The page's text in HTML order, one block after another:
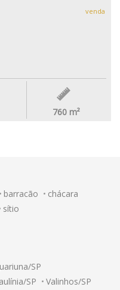
venda
760 m²
barracão
chácara
sítio
SP
SP
Valinhos/SP